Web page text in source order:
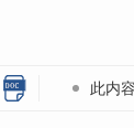
此内